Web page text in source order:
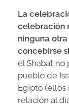
La
celebración
ninguna
concebirse
el Shabat no
pueblo de
Egipto (ellos
relación al